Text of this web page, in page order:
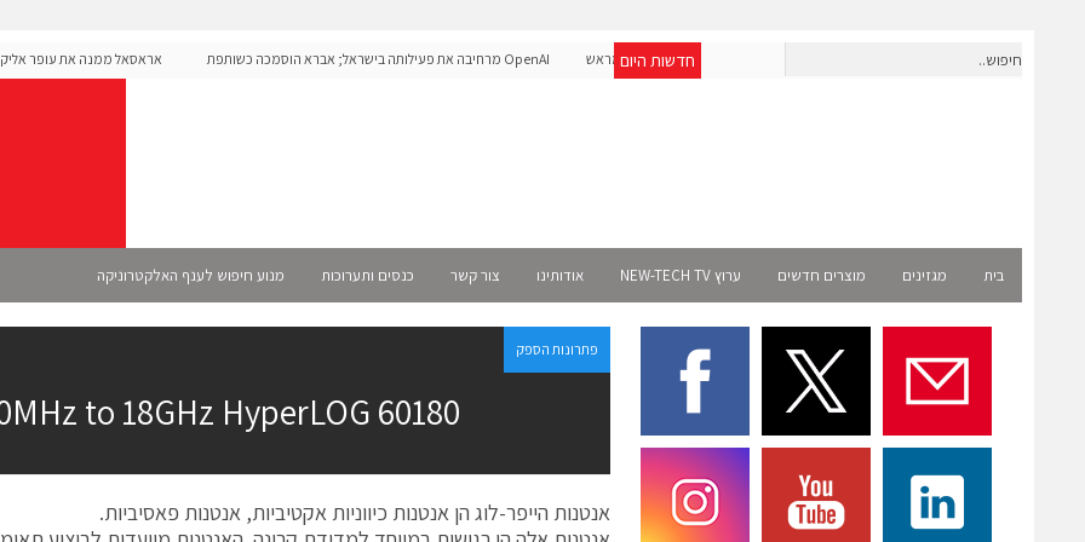
חדשות היום
חברת IAIG גייסה 6 מיליון דולר להקמת חברות תוכנה שנבנו מראש
OpenAI מרחיבה את פעילותה בישראל; אברא הוסמכה כשותפת
אראסאל ממנה את עופר
בית מגזינים מוצרים חדשים ערוץ NEW-TECH TV אודותינו צור קשר כנסים ותערוכות מנוע חיפוש לענף האלקטרוניקה
פתרונות הספק
to 18GHz HyperLOG 60180
אנטנות הייפר-לוג הן אנטנות כיווניות אקטיביות, אנטנות פאסיביות.